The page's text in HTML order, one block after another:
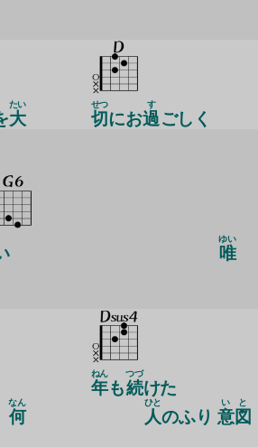
大
たい
切
せつ
にお過
す
ごしく
唯
ゆい
何
なん
年
ねん
も続
つづ
けた
人
ひと
のふり 意
い
図
と